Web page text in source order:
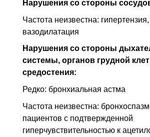
Нарушения со стороны
Частота неизвестна:
вазодилатация
Нарушения со стороны
системы, органов грудной
средостения:
Редко: бронхиальная астма
Частота неизвестна:
пациентов с подтвержденной
гиперчувствительностью к